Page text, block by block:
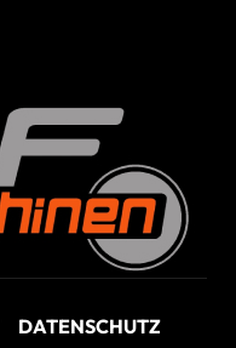
DATENSCHUTZ